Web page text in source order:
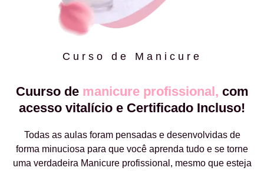
Curso de Manicure
Cuurso de manicure profissional, com
acesso vitalício e Certificado Incluso!
Todas as aulas foram pensadas e desenvolvidas de
forma minuciosa para que você aprenda tudo e se torne
uma verdadeira Manicure profissional, mesmo que esteja